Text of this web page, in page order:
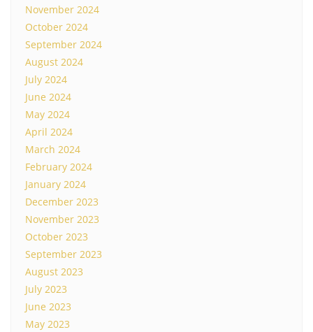
November 2024
October 2024
September 2024
August 2024
July 2024
June 2024
May 2024
April 2024
March 2024
February 2024
January 2024
December 2023
November 2023
October 2023
September 2023
August 2023
July 2023
June 2023
May 2023